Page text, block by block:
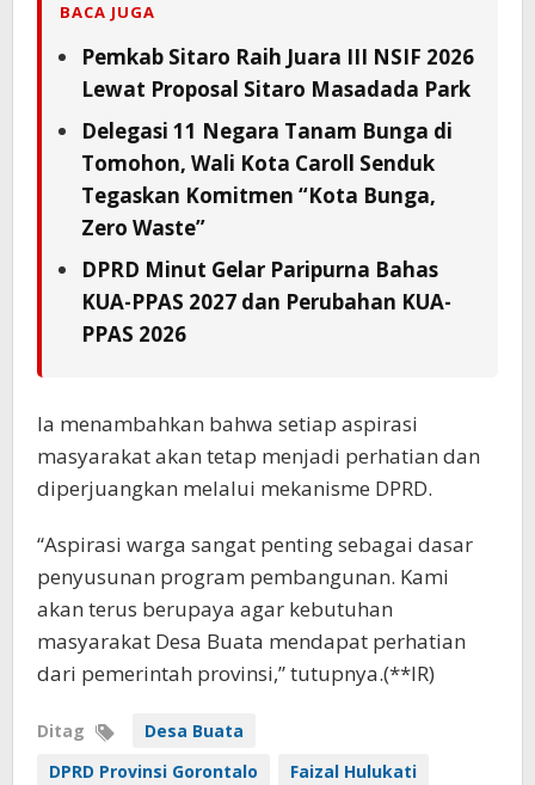
BACA JUGA
Pemkab Sitaro Raih Juara III NSIF 2026
Lewat Proposal Sitaro Masadada Park
Delegasi 11 Negara Tanam Bunga di
Tomohon, Wali Kota Caroll Senduk
Tegaskan Komitmen “Kota Bunga,
Zero Waste”
DPRD Minut Gelar Paripurna Bahas
KUA-PPAS 2027 dan Perubahan KUA-
PPAS 2026
Ia menambahkan bahwa setiap aspirasi
masyarakat akan tetap menjadi perhatian dan
diperjuangkan melalui mekanisme DPRD.
“Aspirasi warga sangat penting sebagai dasar
penyusunan program pembangunan. Kami
akan terus berupaya agar kebutuhan
masyarakat Desa Buata mendapat perhatian
dari pemerintah provinsi,” tutupnya.(**IR)
Ditag
Desa Buata
DPRD Provinsi Gorontalo
Faizal Hulukati